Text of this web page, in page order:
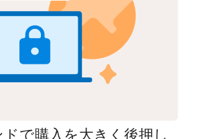
ドで購入を大きく後押し